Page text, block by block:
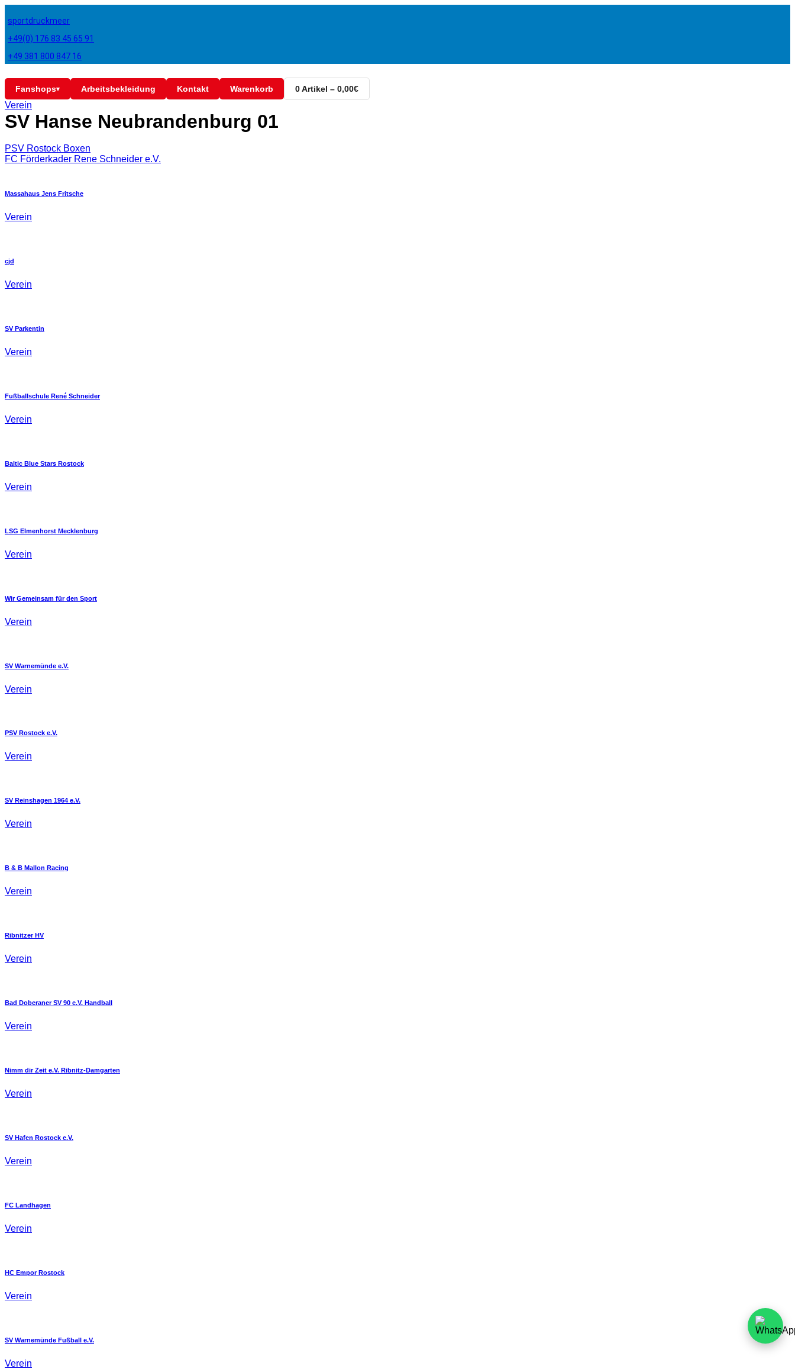
sportdruckmeer
+49(0) 176 83 45 65 91
+49 381 800 847 16
Fanshops▾ Arbeitsbekleidung Kontakt Warenkorb 0 Artikel – 0,00€
Verein
SV Hanse Neubrandenburg 01
PSV Rostock Boxen
FC Förderkader Rene Schneider e.V.
Massahaus Jens Fritsche
Verein
cjd
Verein
SV Parkentin
Verein
Fußballschule René Schneider
Verein
Baltic Blue Stars Rostock
Verein
LSG Elmenhorst Mecklenburg
Verein
Wir Gemeinsam für den Sport
Verein
SV Warnemünde e.V.
Verein
PSV Rostock e.V.
Verein
SV Reinshagen 1964 e.V.
Verein
B & B Mallon Racing
Verein
Ribnitzer HV
Verein
Bad Doberaner SV 90 e.V. Handball
Verein
Nimm dir Zeit e.V. Ribnitz-Damgarten
Verein
SV Hafen Rostock e.V.
Verein
FC Landhagen
Verein
HC Empor Rostock
Verein
SV Warnemünde Fußball e.V.
Verein